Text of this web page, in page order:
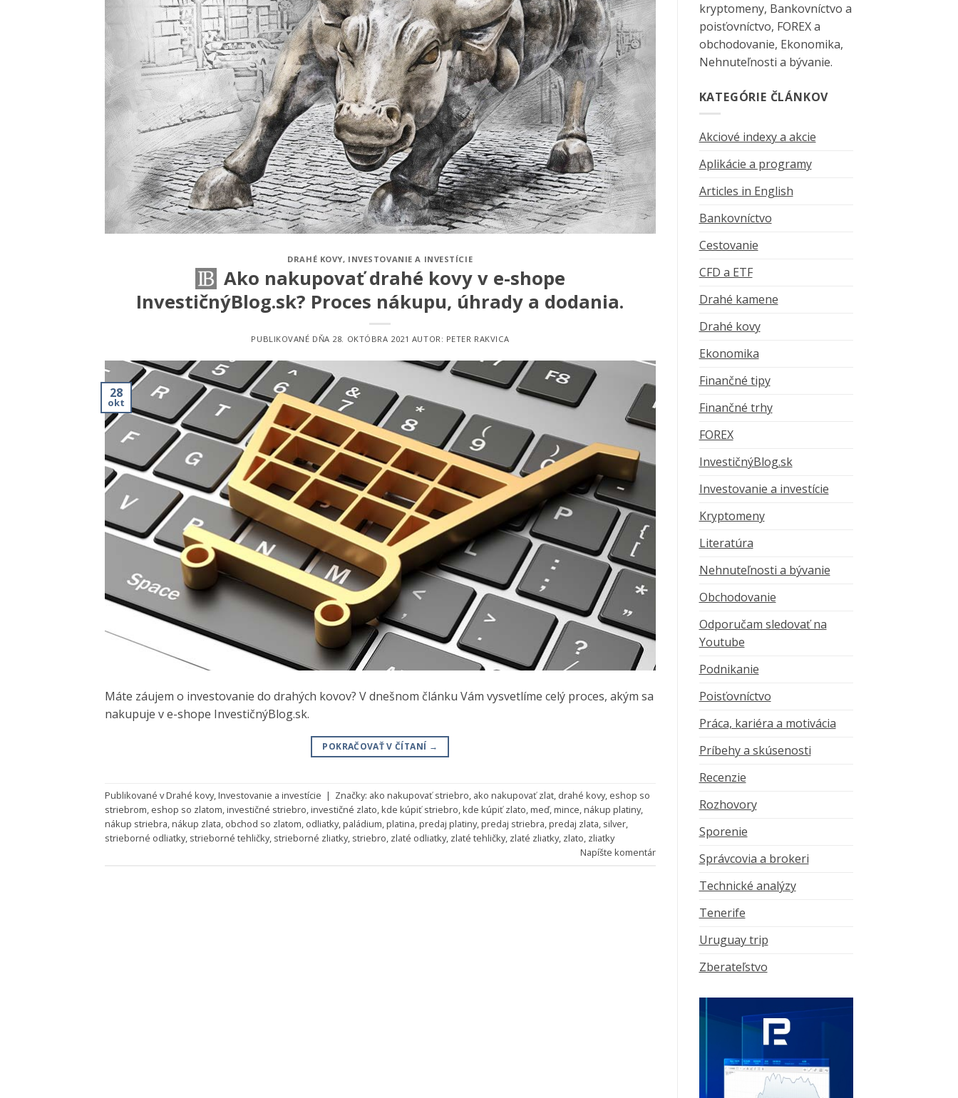
DRAHÉ KOVY, INVESTOVANIE A INVESTÍCIE
Ako nakupovať drahé kovy v e-shope
InvestičnýBlog.sk? Proces nákupu, úhrady a dodania.
PUBLIKOVANÉ DŇA 28. OKTÓBRA 2021 AUTOR: PETER RAKVICA
28
okt
Máte záujem o investovanie do drahých kovov? V dnešnom článku Vám vysvetlíme celý proces, akým sa
nakupuje v e-shope InvestičnýBlog.sk.
POKRAČOVAŤ V ČÍTANÍ →
Publikované vDrahé kovy,Investovanie a investície | Značky: ako nakupovať striebro, ako nakupovať zlat, drahé kovy, eshop so
striebrom, eshop so zlatom,investičné striebro,investičné zlato,kde kúpiť striebro,kde kúpiť zlato,meď,mince,nákup platiny,
nákup striebra,nákup zlata, obchod so zlatom, odliatky,paládium,platina,predaj platiny,predaj striebra,predaj zlata, silver,
strieborné odliatky, strieborné tehličky, strieborné zliatky, striebro, zlaté odliatky, zlaté tehličky, zlaté zliatky, zlato, zliatky
Napíšte komentár
kryptomeny, Bankovníctvo a
poisťovníctvo, FOREX a
obchodovanie, Ekonomika,
Nehnuteľnosti a bývanie.
KATEGÓRIE ČLÁNKOV
Akciové indexy a akcie
Aplikácie a programy
Articles in English
Bankovníctvo
Cestovanie
CFD a ETF
Drahé kamene
Drahé kovy
Ekonomika
Finančné tipy
Finančné trhy
FOREX
InvestičnýBlog.sk
Investovanie a investície
Kryptomeny
Literatúra
Nehnuteľnosti a bývanie
Obchodovanie
Odporučam sledovať na
Youtube
Podnikanie
Poisťovníctvo
Práca, kariéra a motivácia
Príbehy a skúsenosti
Recenzie
Rozhovory
Sporenie
Správcovia a brokeri
Technické analýzy
Tenerife
Uruguay trip
Zberateľstvo